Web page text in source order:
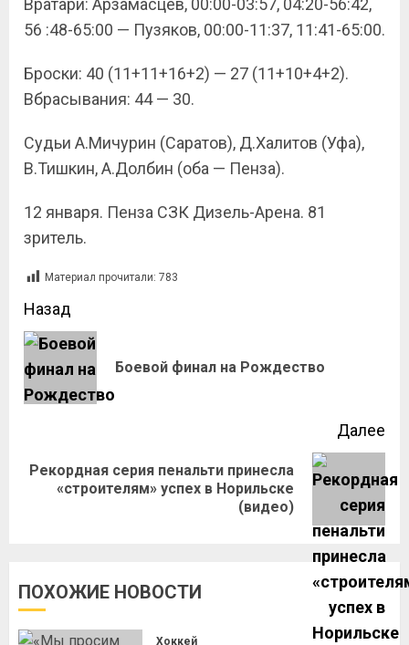
Вратари: Арзамасцев, 00:00-03:57, 04:20-56:42,
56 :48-65:00 — Пузяков, 00:00-11:37, 11:41-65:00.
Броски: 40 (11+11+16+2) — 27 (11+10+4+2).
Вбрасывания: 44 — 30.
Судьи А.Мичурин (Саратов), Д.Халитов (Уфа),
В.Тишкин, А.Долбин (оба — Пенза).
12 января. Пенза СЗК Дизель-Арена. 81
зритель.
Материал прочитали: 783
Назад
Боевой финал на Рождество
Далее
Рекордная серия пенальти принесла
«строителям» успех в Норильске
(видео)
ПОХОЖИЕ НОВОСТИ
Хоккей